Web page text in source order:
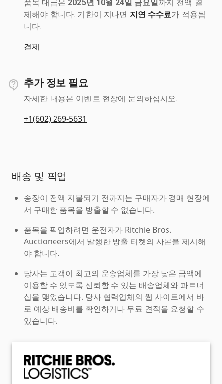
품목 대금은 2025년 10월 24일 금요일 까지 전액 결
제해야 합니다. 기한이 지나면 지연 수수료가 적용됩
니다.
결제
추가 정보 필요
자세한 내용은 이벤트 현장에 문의하십시오.
+1(602) 269-5631
배송 및 픽업
송장이 전액 지불되기 전까지는 구매자가 경매 현장에
서 구매한 품목을 방출할 수 없습니다.
품목을 픽업하려면 운전자가 Ritchie Bros.
Auctioneers에서 발행한 방출 티켓의 사본을 제시해
야 합니다.
당사는 고객이 최고의 운송업체를 가장 낮은 금액에
이용할 수 있도록 신뢰할 수 있는 배송업체와 파트너
십을 맺었습니다. 당사 협력업체의 웹 사이트에서 바
로 예상 배송비를 확인하거나 무료 견적을 요청할 수
있습니다.